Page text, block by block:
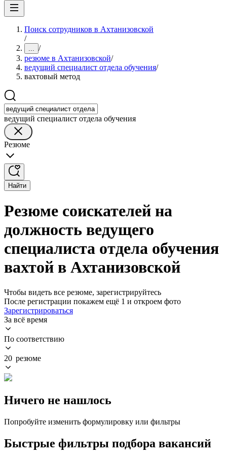
Поиск сотрудников в Ахтанизовской
/
... /
резюме в Ахтанизовской/
ведущий специалист отдела обучения/
вахтовый метод
ведущий специалист отдела обучения
Резюме
Найти
Резюме соискателей на
должность ведущего
специалиста отдела обучения
вахтой в Ахтанизовской
Чтобы видеть все резюме, зарегистрируйтесь
После регистрации покажем ещё 1 и откроем фото
Зарегистрироваться
За всё время
По соответствию
20 резюме
Ничего не нашлось
Попробуйте изменить формулировку или фильтры
Быстрые фильтры подбора вакансий